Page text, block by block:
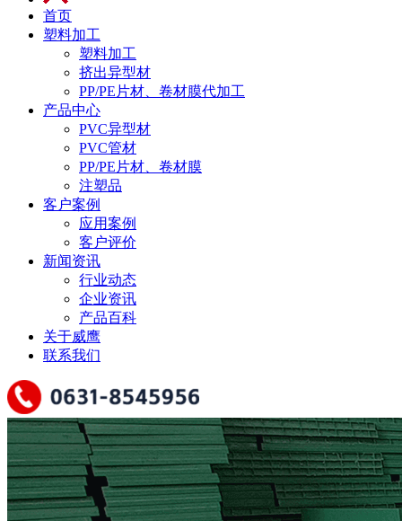
首页
塑料加工
塑料加工
挤出异型材
PP/PE片材、卷材膜代加工
产品中心
PVC异型材
PVC管材
PP/PE片材、卷材膜
注塑品
客户案例
应用案例
客户评价
新闻资讯
行业动态
企业资讯
产品百科
关于威鹰
联系我们